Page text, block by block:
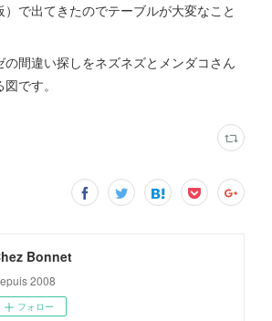
で出てきたのでテーブルが大変なこと
の間違い探しをネズネズとメンダコさん
です。
Bonnet
2008
フォロー